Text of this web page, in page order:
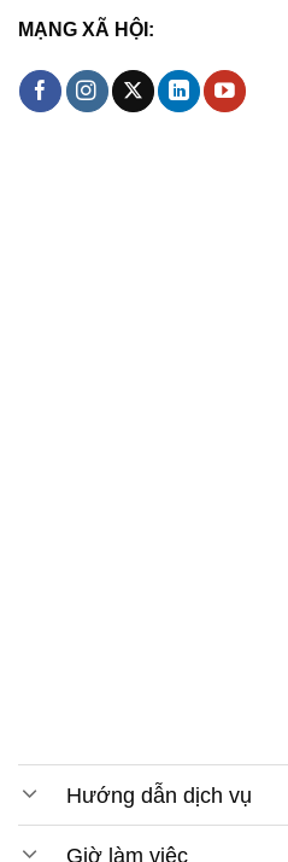
MẠNG XÃ HỘI:
Hướng dẫn dịch vụ
Giờ làm việc